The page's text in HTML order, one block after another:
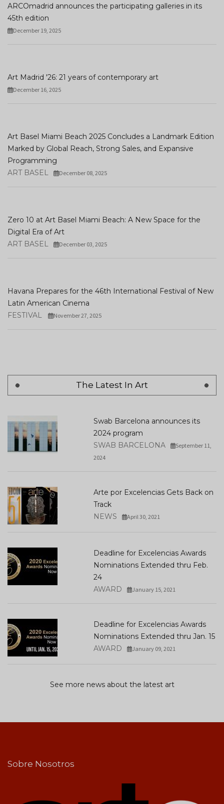
ARCOmadrid announces the participating galleries in its
45th edition
December 19, 2025
Art Madrid '26: 21 years of contemporary art
December 16, 2025
Art Basel Miami Beach 2025 Concludes a Landmark Edition
Marked by Global Reach, Strong Sales, and Expansive
Programming
ART BASEL
December 08, 2025
Zero 10 at Art Basel Miami Beach: A New Space for the
Digital Era of Art
ART BASEL
December 03, 2025
Havana Prepares for the 46th International Festival of New
Latin American Cinema
FESTIVAL
November 27, 2025
The Latest In Art
Swab Barcelona announces its
2024 program
SWAB BARCELONA
September 11,
2024
Arte por Excelencias Gets Back on
Track
NEWS
April 30, 2021
Deadline for Excelencias Awards
Nominations Extended thru Feb.
24
AWARD
January 15, 2021
Deadline for Excelencias Awards
Nominations Extended thru Jan. 15
AWARD
January 09, 2021
See more news about the latest art
Sobre Nosotros